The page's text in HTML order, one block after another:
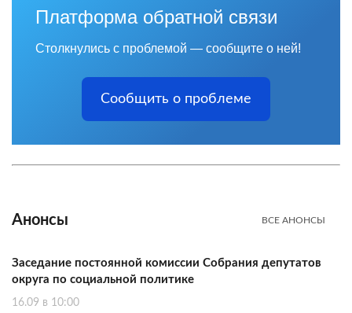
Платформа обратной связи
Столкнулись с проблемой — сообщите о ней!
Сообщить о проблеме
Анонсы ВСЕ АНОНСЫ
Заседание постоянной комиссии Собрания депутатов
округа по социальной политике
16.09 в 10:00